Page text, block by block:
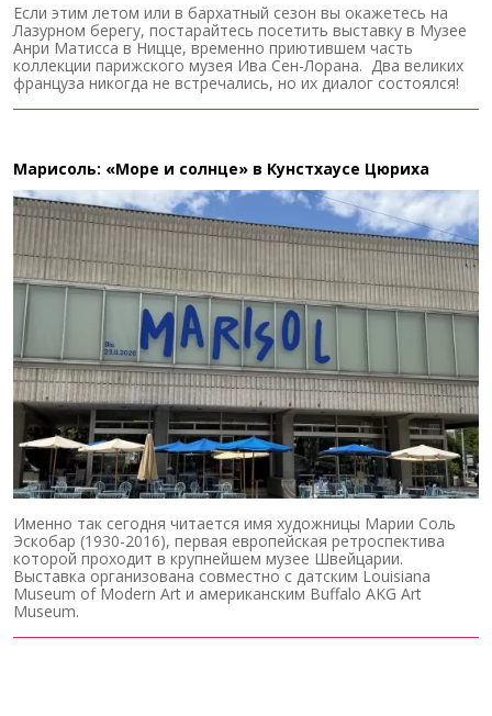
Если этим летом или в бархатный сезон вы окажетесь на
Лазурном берегу, постарайтесь посетить выставку в Музее
Анри Матисса в Ницце, временно приютившем часть
коллекции парижского музея Ива Сен-Лорана. Два великих
француза никогда не встречались, но их диалог состоялся!
Марисоль: «Море и солнце» в Кунстхаусе Цюриха
Именно так сегодня читается имя художницы Марии Соль
Эскобар (1930-2016), первая европейская ретроспектива
которой проходит в крупнейшем музее Швейцарии.
Выставка организована совместно с датским Louisiana
Museum of Modern Art и американским Buffalo AKG Art
Museum.